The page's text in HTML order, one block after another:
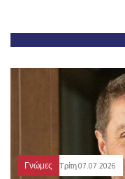
Γνώμες Τρίτη 07.07.2026